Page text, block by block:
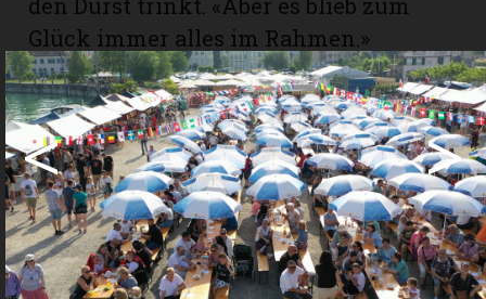
den Durst trinkt. «Aber es blieb zum
Glück immer alles im Rahmen.»
«Wir wollen so weitermachen wie
bisher», sagt Bilgeri. Für
Verbesserungen ist das OK aber offen.
Ein Beispiel: Seit 2025 bietet jede Nation
mindestens von einem Gericht halbe
Portionen an, damit die Besucher
möglichst viele Speisen probieren
< >